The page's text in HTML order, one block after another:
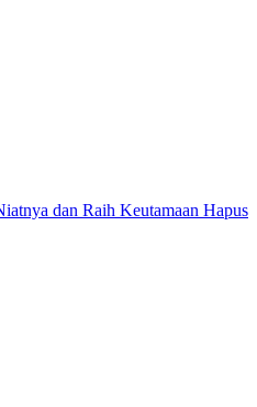
dan Raih Keutamaan Hapus